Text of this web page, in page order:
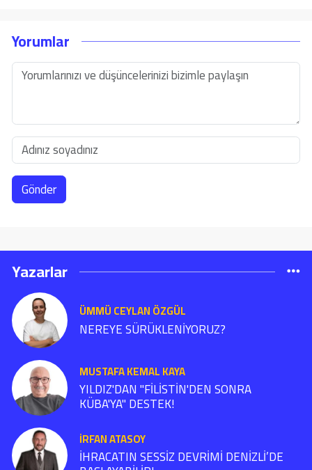
Yorumlar
Gönder
Yazarlar
ÜMMÜ CEYLAN ÖZGÜL
NEREYE SÜRÜKLENİYORUZ?
MUSTAFA KEMAL KAYA
YILDIZ'DAN "FİLİSTİN'DEN SONRA
KÜBA'YA" DESTEK!
İRFAN ATASOY
İHRACATIN SESSİZ DEVRİMİ DENİZLİ’DE